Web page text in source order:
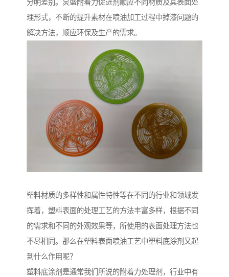
分明差别。炅盛附着力促进剂顺应不同材质及其表面处
理形式，不断的提升素材在喷油加工过程中掉漆问题的
解决方法，顺应环保及生产的需求。
塑料材质的多样性和属性特性等在不同的行业和领域发
挥着，塑料表面的处理工艺的方法丰富多样，根据不同
的需求和不同的外观效果等，所使用的表面处理方法也
不尽相同。那么在塑料表面喷油工艺中塑料底涂剂又起
到什么作用呢？
塑料底涂剂是通常我们所说的附着力处理剂，行业中有